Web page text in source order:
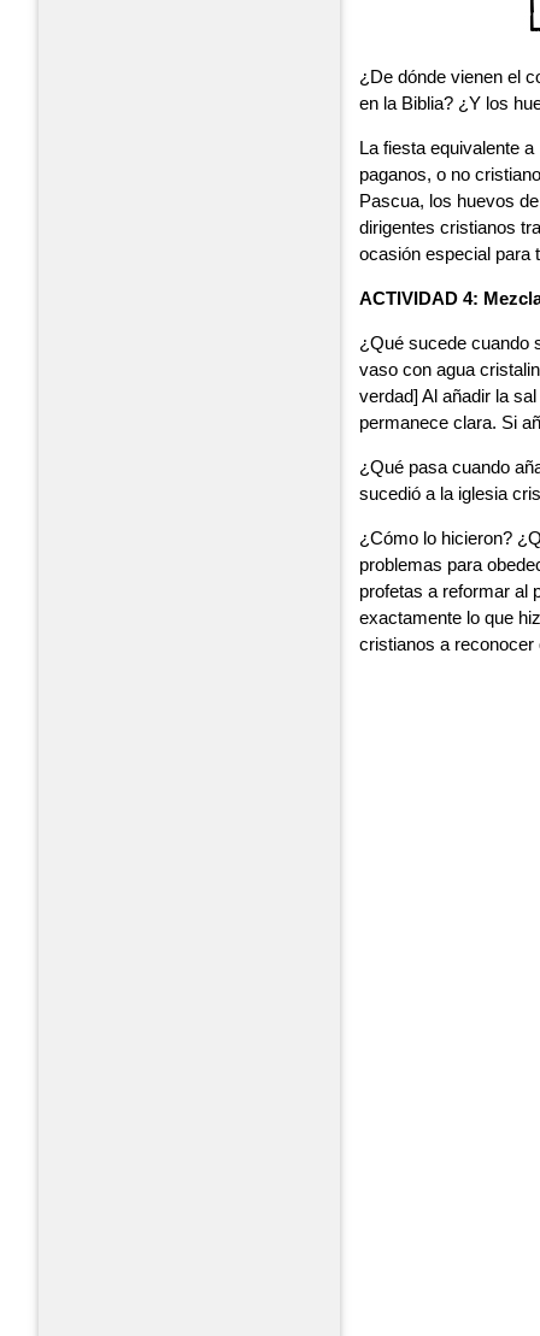
¿De dónde vienen el
en la Biblia? ¿Y los
La fiesta equivalente
paganos, o no
Pascua, los huevos
dirigentes cristianos
ocasión especial para
ACTIVIDAD 4:
¿Qué sucede cuando
vaso con agua
verdad] Al añadir la
permanece clara. Si
¿Qué pasa cuando
sucedió a la iglesia
¿Cómo lo hicieron?
problemas para
profetas a reformar al
exactamente lo que
cristianos a reconocer